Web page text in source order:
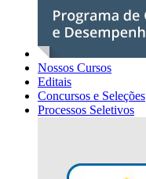
Nossos Cursos
Editais
Concursos e Seleções
Processos Seletivos